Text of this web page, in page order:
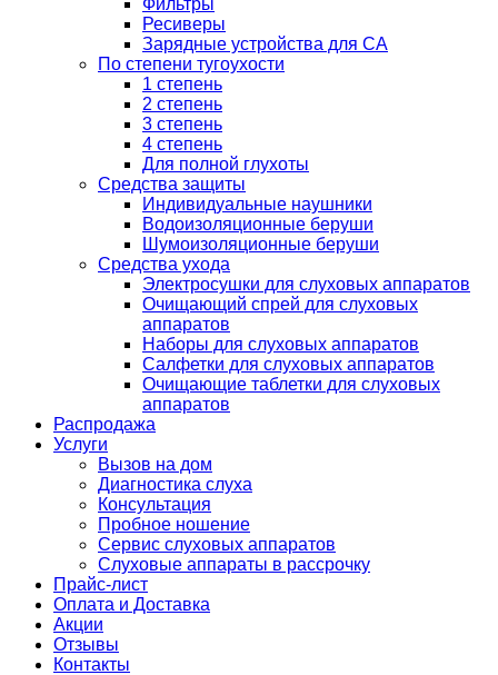
Ресиверы
Зарядные устройства для СА
По степени тугоухости
1 степень
2 степень
3 степень
4 степень
Для полной глухоты
Средства защиты
Индивидуальные наушники
Водоизоляционные беруши
Шумоизоляционные беруши
Средства ухода
Электросушки для слуховых аппаратов
Очищающий спрей для слуховых
аппаратов
Наборы для слуховых аппаратов
Салфетки для слуховых аппаратов
Очищающие таблетки для слуховых
аппаратов
Распродажа
Услуги
Вызов на дом
Диагностика слуха
Консультация
Пробное ношение
Сервис слуховых аппаратов
Слуховые аппараты в рассрочку
Прайс-лист
Оплата и Доставка
Акции
Отзывы
Контакты